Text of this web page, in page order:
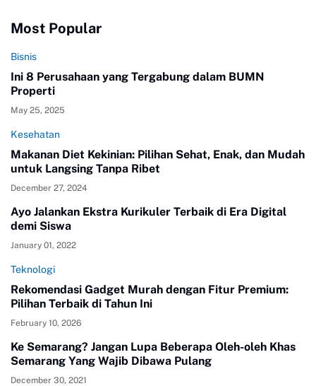
Most Popular
Bisnis
Ini 8 Perusahaan yang Tergabung dalam BUMN
Properti
May 25, 2025
Kesehatan
Makanan Diet Kekinian: Pilihan Sehat, Enak, dan Mudah
untuk Langsing Tanpa Ribet
December 27, 2024
Ayo Jalankan Ekstra Kurikuler Terbaik di Era Digital
demi Siswa
January 01, 2022
Teknologi
Rekomendasi Gadget Murah dengan Fitur Premium:
Pilihan Terbaik di Tahun Ini
February 10, 2026
Ke Semarang? Jangan Lupa Beberapa Oleh-oleh Khas
Semarang Yang Wajib Dibawa Pulang
December 30, 2021